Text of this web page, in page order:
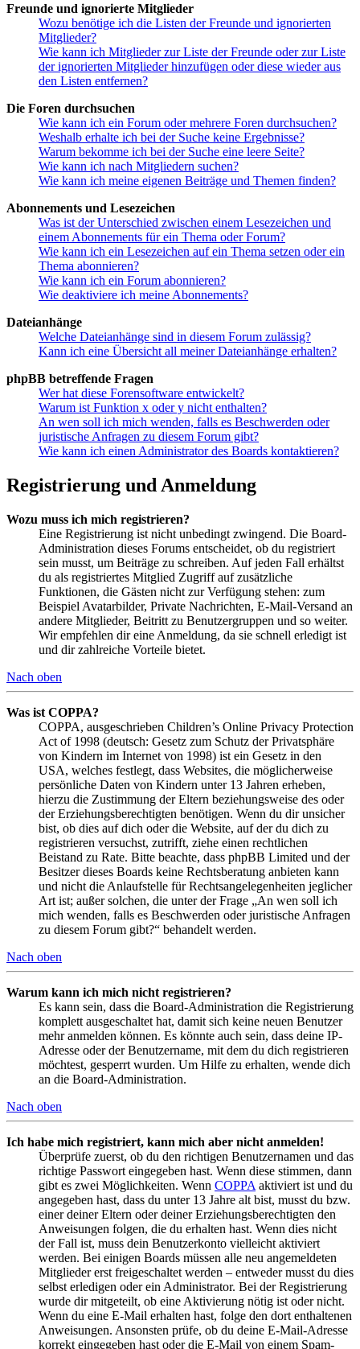
Freunde und ignorierte Mitglieder
Wozu benötige ich die Listen der Freunde und ignorierten
Mitglieder?
Wie kann ich Mitglieder zur Liste der Freunde oder zur Liste
der ignorierten Mitglieder hinzufügen oder diese wieder aus
den Listen entfernen?
Die Foren durchsuchen
Wie kann ich ein Forum oder mehrere Foren durchsuchen?
Weshalb erhalte ich bei der Suche keine Ergebnisse?
Warum bekomme ich bei der Suche eine leere Seite?
Wie kann ich nach Mitgliedern suchen?
Wie kann ich meine eigenen Beiträge und Themen finden?
Abonnements und Lesezeichen
Was ist der Unterschied zwischen einem Lesezeichen und
einem Abonnements für ein Thema oder Forum?
Wie kann ich ein Lesezeichen auf ein Thema setzen oder ein
Thema abonnieren?
Wie kann ich ein Forum abonnieren?
Wie deaktiviere ich meine Abonnements?
Dateianhänge
Welche Dateianhänge sind in diesem Forum zulässig?
Kann ich eine Übersicht all meiner Dateianhänge erhalten?
phpBB betreffende Fragen
Wer hat diese Forensoftware entwickelt?
Warum ist Funktion x oder y nicht enthalten?
An wen soll ich mich wenden, falls es Beschwerden oder
juristische Anfragen zu diesem Forum gibt?
Wie kann ich einen Administrator des Boards kontaktieren?
Registrierung und Anmeldung
Wozu muss ich mich registrieren?
Eine Registrierung ist nicht unbedingt zwingend. Die Board-
Administration dieses Forums entscheidet, ob du registriert
sein musst, um Beiträge zu schreiben. Auf jeden Fall erhältst
du als registriertes Mitglied Zugriff auf zusätzliche
Funktionen, die Gästen nicht zur Verfügung stehen: zum
Beispiel Avatarbilder, Private Nachrichten, E-Mail-Versand an
andere Mitglieder, Beitritt zu Benutzergruppen und so weiter.
Wir empfehlen dir eine Anmeldung, da sie schnell erledigt ist
und dir zahlreiche Vorteile bietet.
Nach oben
Was ist COPPA?
COPPA, ausgeschrieben Children’s Online Privacy Protection
Act of 1998 (deutsch: Gesetz zum Schutz der Privatsphäre
von Kindern im Internet von 1998) ist ein Gesetz in den
USA, welches festlegt, dass Websites, die möglicherweise
persönliche Daten von Kindern unter 13 Jahren erheben,
hierzu die Zustimmung der Eltern beziehungsweise des oder
der Erziehungsberechtigten benötigen. Wenn du dir unsicher
bist, ob dies auf dich oder die Website, auf der du dich zu
registrieren versuchst, zutrifft, ziehe einen rechtlichen
Beistand zu Rate. Bitte beachte, dass phpBB Limited und der
Besitzer dieses Boards keine Rechtsberatung anbieten kann
und nicht die Anlaufstelle für Rechtsangelegenheiten jeglicher
Art ist; außer solchen, die unter der Frage „An wen soll ich
mich wenden, falls es Beschwerden oder juristische Anfragen
zu diesem Forum gibt?“ behandelt werden.
Nach oben
Warum kann ich mich nicht registrieren?
Es kann sein, dass die Board-Administration die Registrierung
komplett ausgeschaltet hat, damit sich keine neuen Benutzer
mehr anmelden können. Es könnte auch sein, dass deine IP-
Adresse oder der Benutzername, mit dem du dich registrieren
möchtest, gesperrt wurden. Um Hilfe zu erhalten, wende dich
an die Board-Administration.
Nach oben
Ich habe mich registriert, kann mich aber nicht anmelden!
Überprüfe zuerst, ob du den richtigen Benutzernamen und das
richtige Passwort eingegeben hast. Wenn diese stimmen, dann
gibt es zwei Möglichkeiten. Wenn COPPA aktiviert ist und du
angegeben hast, dass du unter 13 Jahre alt bist, musst du bzw.
einer deiner Eltern oder deiner Erziehungsberechtigten den
Anweisungen folgen, die du erhalten hast. Wenn dies nicht
der Fall ist, muss dein Benutzerkonto vielleicht aktiviert
werden. Bei einigen Boards müssen alle neu angemeldeten
Mitglieder erst freigeschaltet werden – entweder musst du dies
selbst erledigen oder ein Administrator. Bei der Registrierung
wurde dir mitgeteilt, ob eine Aktivierung nötig ist oder nicht.
Wenn du eine E-Mail erhalten hast, folge den dort enthaltenen
Anweisungen. Ansonsten prüfe, ob du deine E-Mail-Adresse
korrekt eingegeben hast oder die E-Mail von einem Spam-